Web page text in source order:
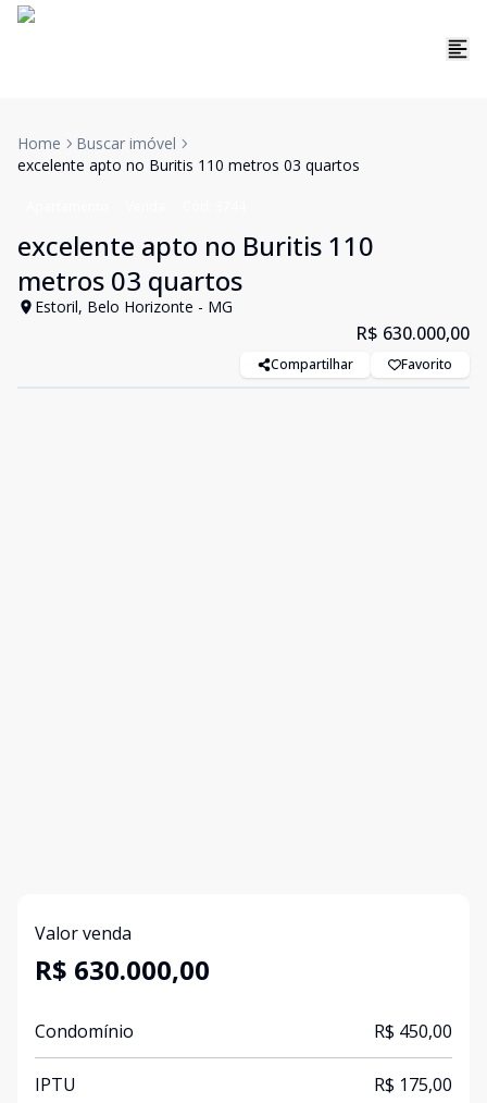
Home
Buscar imóvel
excelente apto no Buritis 110 metros 03 quartos
excelente apto no Buritis 110
metros 03 quartos
Estoril, Belo Horizonte - MG
R$ 630.000,00
Compartilhar Favorito
Valor venda
R$ 630.000,00
Condomínio R$ 450,00
IPTU R$ 175,00